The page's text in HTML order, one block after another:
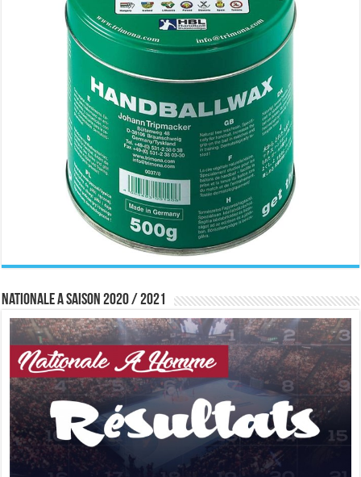
Nationale A saison 2020 / 2021